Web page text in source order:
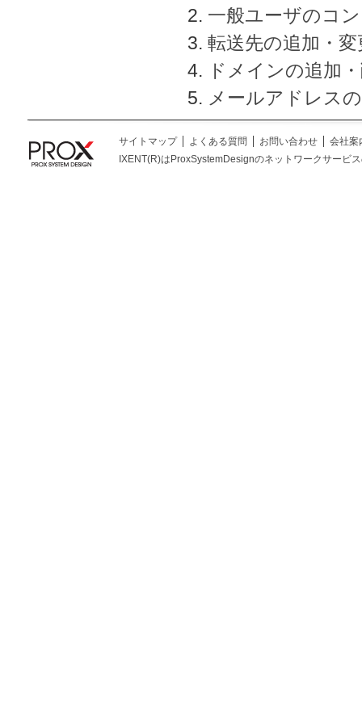
一般ユーザのコ
転送先の追加・
ドメインの追加
メールアドレス
サイトマップ よくある質問 お問い合わせ
会社案
IXENT(R)はProxSystemDesignのネットワークサービ